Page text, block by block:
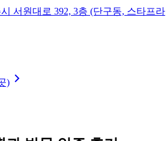
서원대로 392, 3층 (단구동, 스타프라
)